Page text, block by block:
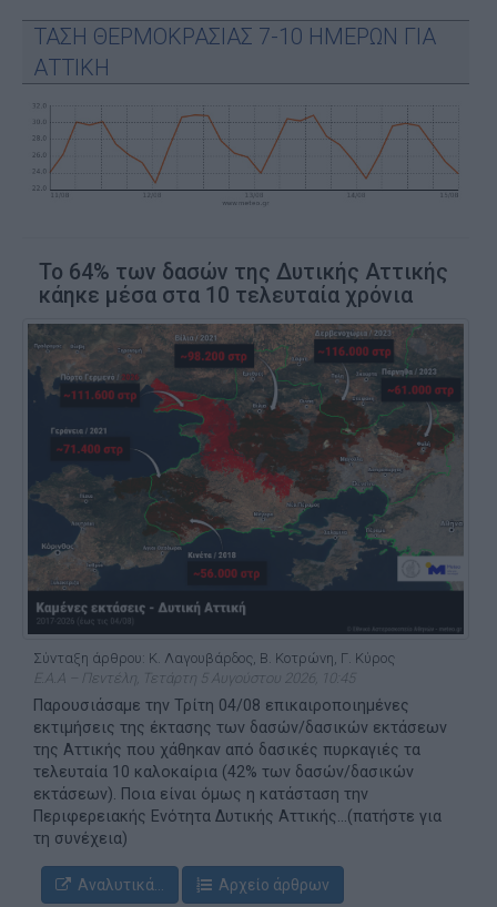
ΤΑΣΗ ΘΕΡΜΟΚΡΑΣΙΑΣ 7-10 ΗΜΕΡΩΝ ΓΙΑ
ΑΤΤΙΚΗ
Το 64% των δασών της Δυτικής Αττικής
κάηκε μέσα στα 10 τελευταία χρόνια
Σύνταξη άρθρου: Κ. Λαγουβάρδος, Β. Κοτρώνη, Γ. Κύρος
Ε.Α.Α – Πεντέλη, Τετάρτη 5 Αυγούστου 2026, 10:45
Παρουσιάσαμε την Τρίτη 04/08 επικαιροποιημένες
εκτιμήσεις της έκτασης των δασών/δασικών εκτάσεων
της Αττικής που χάθηκαν από δασικές πυρκαγιές τα
τελευταία 10 καλοκαίρια (42% των δασών/δασικών
εκτάσεων). Ποια είναι όμως η κατάσταση την
Περιφερειακής Ενότητα Δυτικής Αττικής...(πατήστε για
τη συνέχεια)
Αναλυτικά... Αρχείο άρθρων